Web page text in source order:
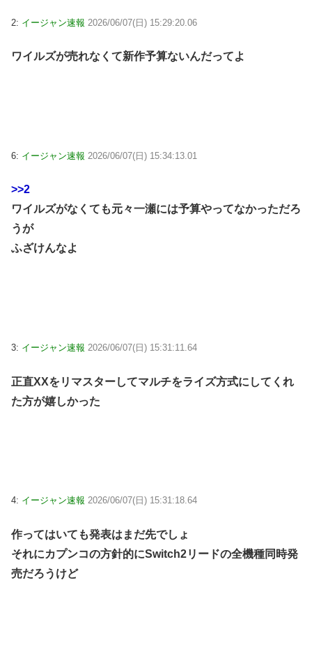
2: イージャン速報 2026/06/07(日) 15:29:20.06
ワイルズが売れなくて新作予算ないんだってよ
6: イージャン速報 2026/06/07(日) 15:34:13.01
>>2
ワイルズがなくても元々一瀬には予算やってなかっただろ
うが
ふざけんなよ
3: イージャン速報 2026/06/07(日) 15:31:11.64
正直XXをリマスターしてマルチをライズ方式にしてくれ
た方が嬉しかった
4: イージャン速報 2026/06/07(日) 15:31:18.64
作ってはいても発表はまだ先でしょ
それにカプンコの方針的にSwitch2リードの全機種同時発
売だろうけど